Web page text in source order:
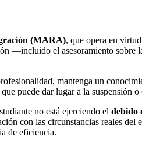
(MARA), que opera en
—incluido el asesoramiento sobre
mantenga un
puede dar lugar a la suspensión
no está ejerciendo el debido
con las circunstancias reales del
de eficiencia.